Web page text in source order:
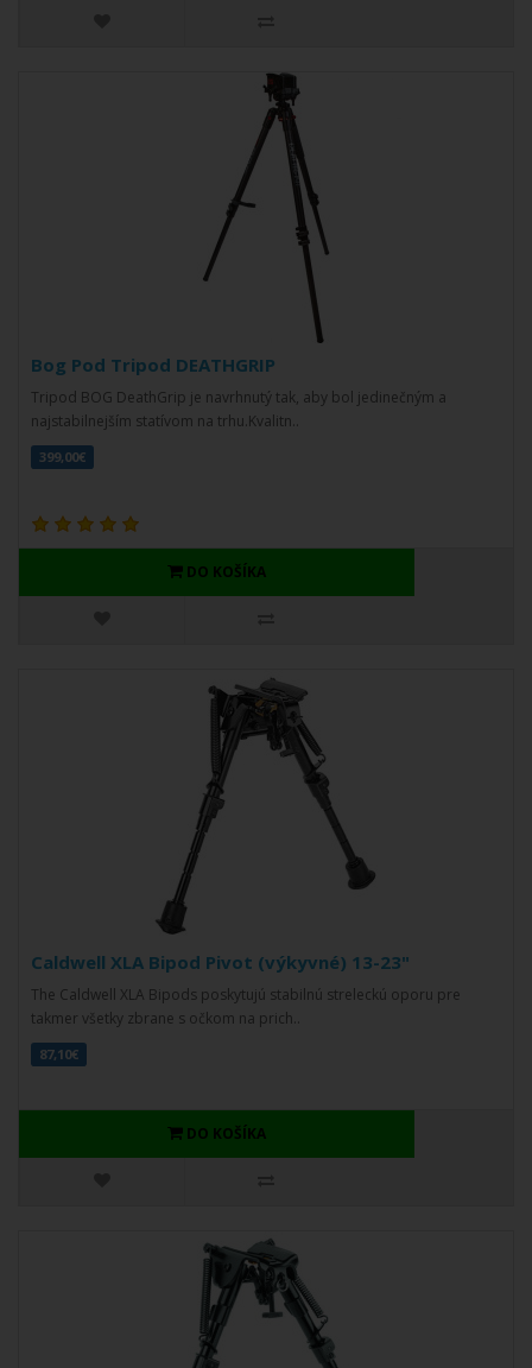
Bog Pod Tripod DEATHGRIP
Tripod BOG DeathGrip je navrhnutý tak, aby bol jedinečným a
najstabilnejším statívom na trhu.Kvalitn..
399,00€
DO KOŠÍKA
Caldwell XLA Bipod Pivot (výkyvné) 13-23"
The Caldwell XLA Bipods poskytujú stabilnú streleckú oporu pre
takmer všetky zbrane s očkom na prich..
87,10€
DO KOŠÍKA